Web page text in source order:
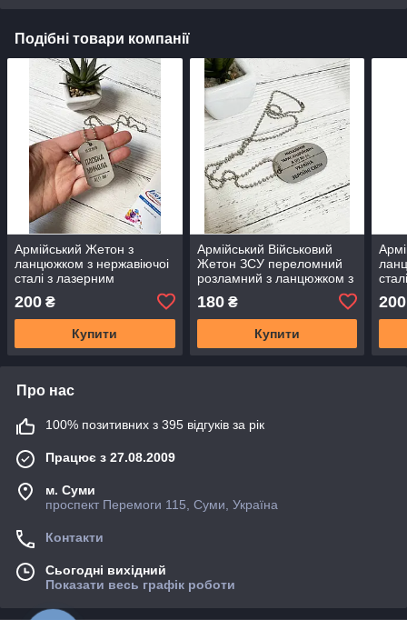
Подібні товари компанії
Армійський Жетон з
ланцюжком з нержавіючоі
сталі з лазерним
гравіруванням ВАШ текст
200 ₴
Купити
Армійський Військовий
Жетон ЗСУ переломний
розламний з ланцюжком з
лазерним гравіруванням
ВАШ текст
180₴
Купити
200
Про нас
100% позитивних з 395 відгуків за рік
Працює з 27.08.2009
м. Суми
проспект Перемоги 115, Суми, Україна
Контакти
Сьогодні вихідний
Показати весь графік роботи